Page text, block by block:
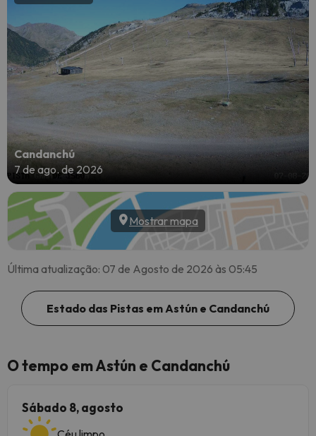
Candanchú
7 de ago. de 2026
Mostrar mapa
Última atualização: 07 de Agosto de 2026 às 05:45
Estado das Pistas em Astún e Candanchú
O tempo em Astún e Candanchú
Sábado 8, agosto